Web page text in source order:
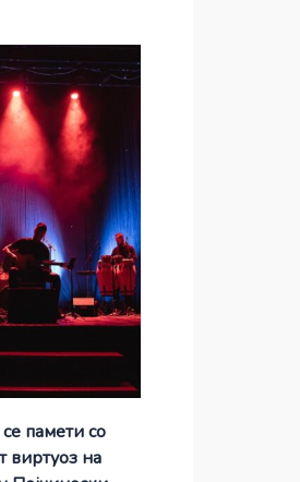
памети со
виртуоз на